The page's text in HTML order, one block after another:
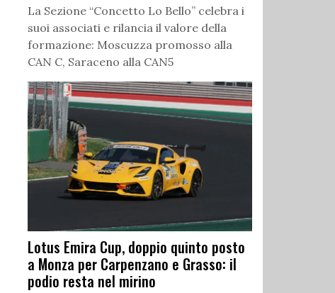
La Sezione “Concetto Lo Bello” celebra i
suoi associati e rilancia il valore della
formazione: Moscuzza promosso alla
CAN C, Saraceno alla CAN5
Lotus Emira Cup, doppio quinto posto
a Monza per Carpenzano e Grasso: il
podio resta nel mirino